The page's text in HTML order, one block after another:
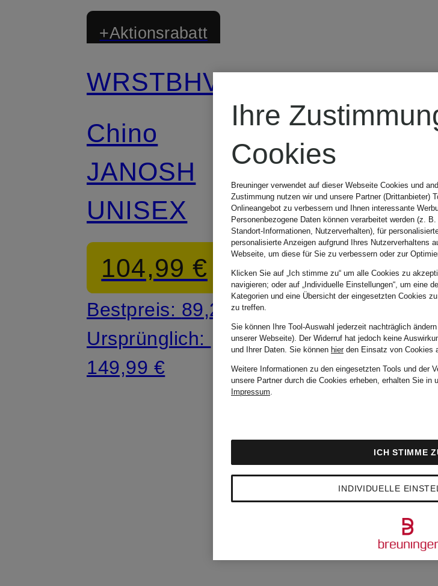
+Aktionsrabatt
WRSTBHVR
Chino
JANOSH
UNISEX
104,99 €
Bestpreis: 89,24 €
Ursprünglich:
149,99 €
Ihre
Cookies
Breuninger verwendet auf dieser Webseite Cookies und
Zustimmung nutzen wir und unsere Partner (Drittanbieter)
Onlineangebot zu verbessern und Ihnen interessante
Personenbezogene Daten können verarbeitet werden (z.
Standort-Informationen, Nutzerverhalten), für
personalisierte Anzeigen aufgrund Ihres Nutzerverhaltens
Webseite, um diese für Sie zu verbessern oder zur
Klicken Sie auf „Ich stimme zu“ um alle Cookies zu
navigieren; oder auf „Individuelle Einstellungen“, um eine
Kategorien und eine Übersicht der eingesetzten Cookies
zu treffen.
Sie können Ihre Tool-Auswahl jederzeit nachträglich
unserer Webseite). Der Widerruf hat jedoch keine
und Ihrer Daten. Sie können hierden Einsatz von Cookies
Weitere Informationen zu den eingesetzten Tools und der
unsere Partner durch die Cookies erheben, erhalten Sie in
Impressum.
INDIVIDUELLE
ICH STIMME